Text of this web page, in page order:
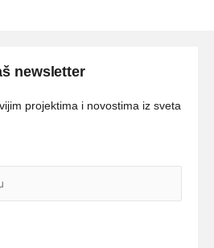
newsletter
projektima i novostima iz sveta